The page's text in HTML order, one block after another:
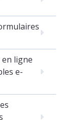
ligne
e-